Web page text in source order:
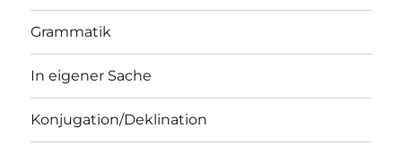
Grammatik
In eigener Sache
Konjugation/Deklination